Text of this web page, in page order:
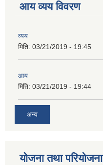
आय व्यय विवरण
व्यय
मिति: 03/21/2019 - 19:45
आय
मिति: 03/21/2019 - 19:44
अन्य
योजना तथा परियोजना